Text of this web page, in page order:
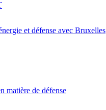
et défense avec Bruxelles
matière de défense